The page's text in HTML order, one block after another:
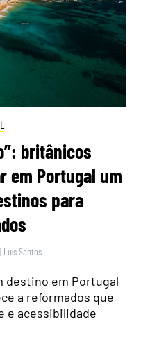
britânicos
em Portugal um
para
| Luís Santos
destino em Portugal
a reformados que
e acessibilidade